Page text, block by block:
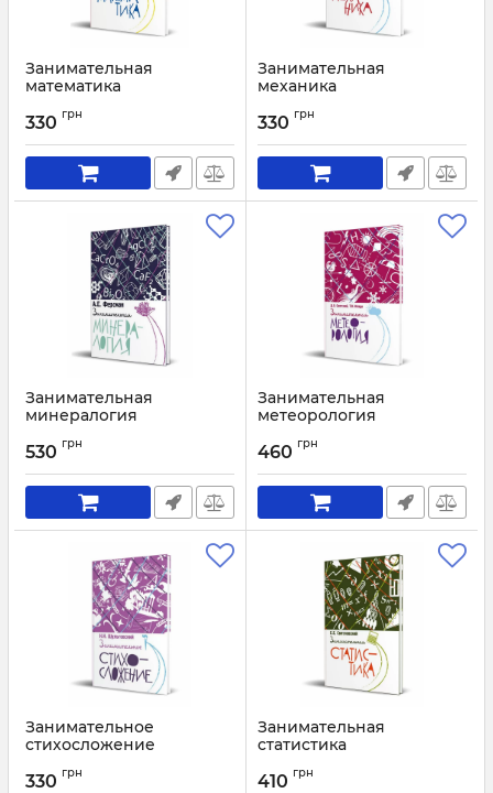
Занимательная
математика
330 грн
Занимательная
механика
330 грн
Занимательная
минералогия
530 грн
Занимательная
метеорология
460 грн
Занимательное
стихосложение
330 грн
Занимательная
статистика
410 грн